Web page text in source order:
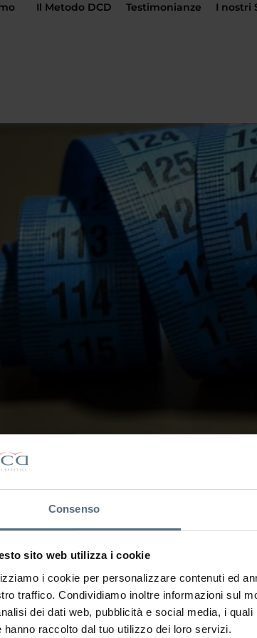
Consenso
sito web utilizza i cookie
i cookie per personalizzare contenuti ed
traffico. Condividiamo inoltre informazioni sul
dei dati web, pubblicità e social media, i
hanno raccolto dal tuo utilizzo dei loro servizi.
Il Metodo DCD Testimonianze I nostri
corpo, migliorare la qualità della pelle: sono
o affidarsi ai trattamenti estetici? La
estetici non sono nemici, ma strumenti
saperne di più?